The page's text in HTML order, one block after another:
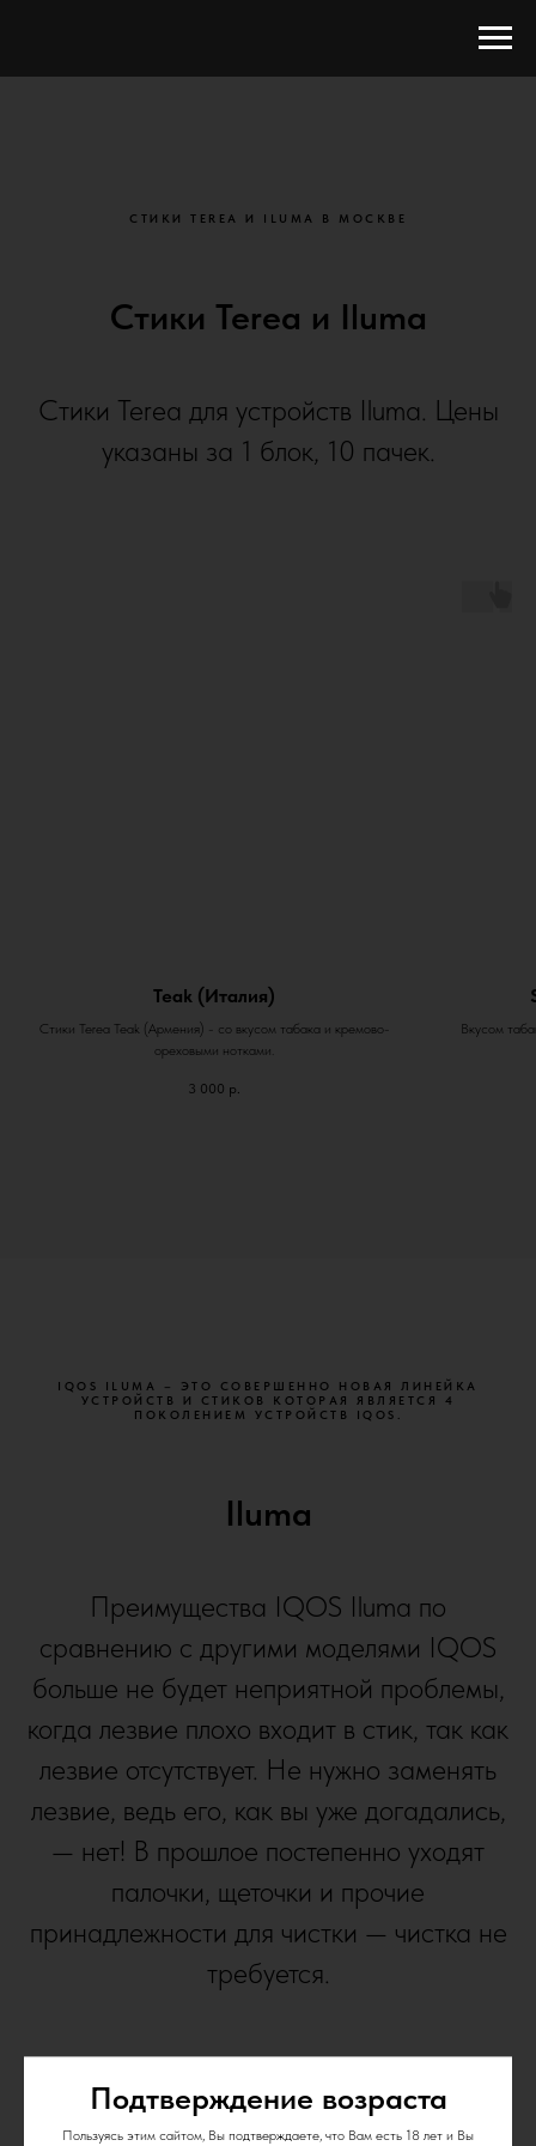
Подтверждение возраста
Пользуясь этим сайтом, Вы подтверждаете, что Вам есть 18 лет и Вы
СТИКИ TEREA И ILUMA В МОСКВЕ
Стики Terea и Iluma
Стики Terea для устройств Iluma. Цены
указаны за 1 блок, 10 пачек.
Teak (Италия)
Стики Terea Teak (Армения) - со вкусом табака и кремово-
ореховыми нотками.
3 000 р.
Вкусом
IQOS ILUMA – ЭТО СОВЕРШЕННО НОВАЯ ЛИНЕЙКА
УСТРОЙСТВ И СТИКОВ КОТОРАЯ ЯВЛЯЕТСЯ 4
ПОКОЛЕНИЕМ УСТРОЙСТВ IQOS.
Iluma
Преимущества IQOS Iluma по
сравнению с другими моделями IQOS
больше не будет неприятной проблемы,
когда лезвие плохо входит в стик, так как
лезвие отсутствует. Не нужно заменять
лезвие, ведь его, как вы уже догадались,
— нет! В прошлое постепенно уходят
палочки, щеточки и прочие
принадлежности для чистки — чистка не
требуется.